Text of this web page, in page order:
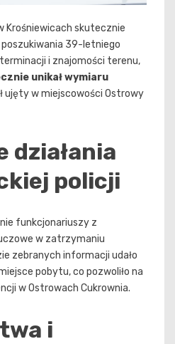
Krośniewicach skutecznie
39-letniego
i znajomości terenu,
unikał wymiaru
ujęty w miejscowości Ostrowy
działania
policji
funkcjonariuszy z
w zatrzymaniu
zebranych informacji udało
pobytu, co pozwoliło na
w Ostrowach Cukrownia.
i